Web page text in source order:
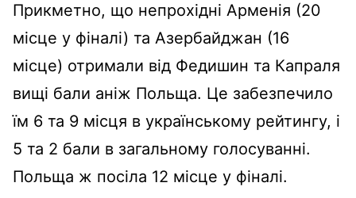
Прикметно, що непрохідні Арменія (20
місце у фіналі) та Азербайджан (16
місце) отримали від Федишин та Капраля
вищі бали аніж Польща. Це забезпечило
їм 6 та 9 місця в українському рейтингу, і
5 та 2 бали в загальному голосуванні.
Польща ж посіла 12 місце у фіналі.